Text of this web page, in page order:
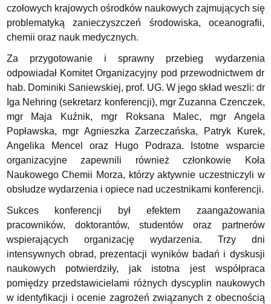
czołowych krajowych ośrodków naukowych zajmujących się
problematyką zanieczyszczeń środowiska, oceanografii,
chemii oraz nauk medycznych.
Za przygotowanie i sprawny przebieg wydarzenia
odpowiadał Komitet Organizacyjny pod przewodnictwem dr
hab. Dominiki Saniewskiej, prof. UG. W jego skład weszli: dr
Iga Nehring (sekretarz konferencji), mgr Zuzanna Czenczek,
mgr Maja Kuźnik, mgr Roksana Malec, mgr Angela
Popławska, mgr Agnieszka Zarzeczańska, Patryk Kurek,
Angelika Mencel oraz Hugo Podraza. Istotne wsparcie
organizacyjne zapewnili również członkowie Koła
Naukowego Chemii Morza, którzy aktywnie uczestniczyli w
obsłudze wydarzenia i opiece nad uczestnikami konferencji.
Sukces konferencji był efektem zaangażowania
pracowników, doktorantów, studentów oraz partnerów
wspierających organizację wydarzenia. Trzy dni
intensywnych obrad, prezentacji wyników badań i dyskusji
naukowych potwierdziły, jak istotna jest współpraca
pomiędzy przedstawicielami różnych dyscyplin naukowych
w identyfikacji i ocenie zagrożeń związanych z obecnością